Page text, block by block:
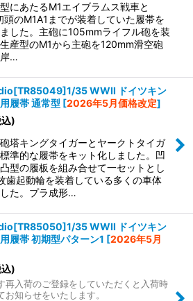
にあたるM1エイブラムス戦車と
のM1A1までが装着していた履帯を
した。主砲に105mmライフル砲を装
産型のM1から主砲を120mm滑空砲
…
35 WWII ドイツキン
履帯 通常型 [2026年5月価格改定]
)
塔キングタイガーとヤークトタイガ
準的な履帯をキット化しました。凹
型の履板を組み合せて一セットとし
歯起動輪を装着している多くの車体
た。プラ成形…
35 WWII ドイツキン
履帯 初期型パターン1 [2026年5月
)
再入荷のご登録をしていただくと入荷時
お知らせをいたします。